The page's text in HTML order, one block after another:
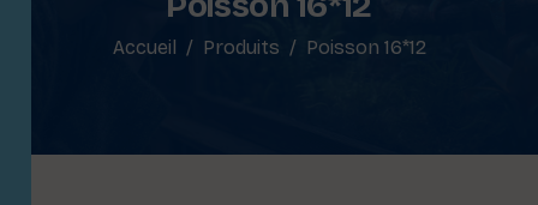
Accueil Produits Poisson 16*12